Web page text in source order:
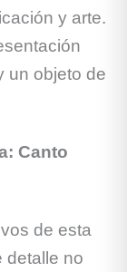
y arte.
un objeto de
Canto
de esta
detalle no